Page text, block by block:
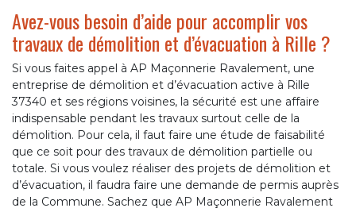
Avez-vous besoin d’aide pour accomplir vos
travaux de démolition et d’évacuation à Rille ?
Si vous faites appel à AP Maçonnerie Ravalement, une
entreprise de démolition et d’évacuation active à Rille
37340 et ses régions voisines, la sécurité est une affaire
indispensable pendant les travaux surtout celle de la
démolition. Pour cela, il faut faire une étude de faisabilité
que ce soit pour des travaux de démolition partielle ou
totale. Si vous voulez réaliser des projets de démolition et
d’évacuation, il faudra faire une demande de permis auprès
de la Commune. Sachez que AP Maçonnerie Ravalement